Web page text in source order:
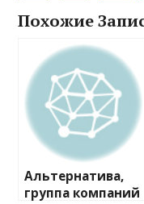
Похожие
Альтернатива,
группа компаний